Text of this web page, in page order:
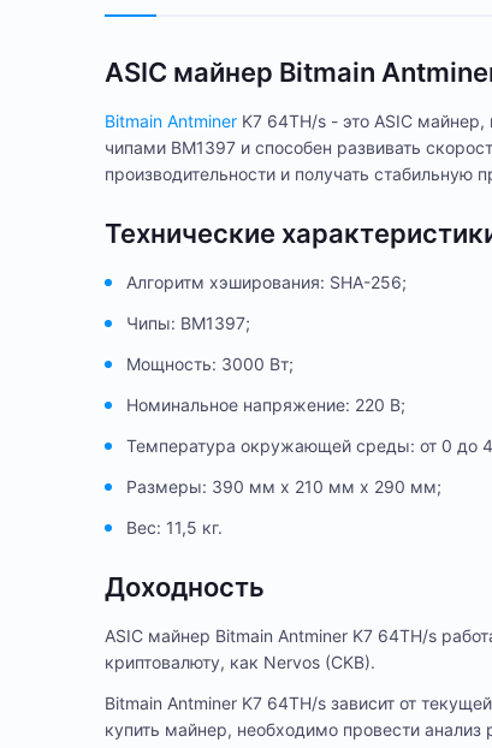
ASIC майнер Bitmain
Bitmain Antminer K7 64TH/s - это ASIC
чипами BM1397 и способен развивать
производительности и получать стабильную
Технические
Алгоритм хэширования: SHA-256;
Чипы: BM1397;
Мощность: 3000 Вт;
Номинальное напряжение: 220 В;
Температура окружающей среды: от 0 до
Размеры: 390 мм x 210 мм x 290 мм;
Вес: 11,5 кг.
Доходность
ASIC майнер Bitmain Antminer K7 64TH/s
криптовалюту, как Nervos (CKB).
Bitmain Antminer K7 64TH/s зависит от
купить майнер, необходимо провести